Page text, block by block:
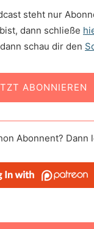
steht nur
dann schließe
schau dir den
ABONNIEREN
Abonnent? Dann